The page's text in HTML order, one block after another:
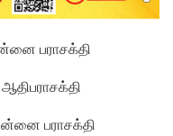
பராசக்தி
பராசக்தி